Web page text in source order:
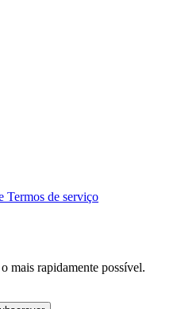
Termos de serviço
mais rapidamente possível.